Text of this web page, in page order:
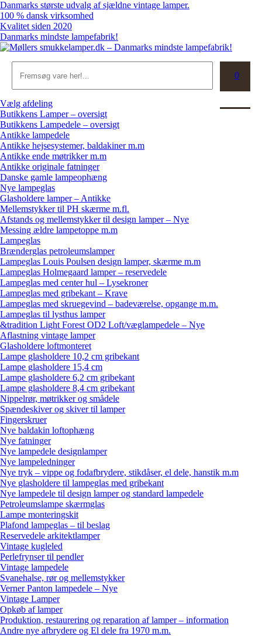
Skip
to
content
Danmarks største udvalg af sjældne vintage lamper.
100 % dansk virksomhed
Kvalitet siden 2020
Danmarks mindste lampefabrik!
0
Vælg afdeling
Butikkens Lamper – oversigt
Butikkens Lampedele – oversigt
Antikke lampedele
Antikke hejsesystemer, baldakiner m.m
Antikke ende møtrikker m.m
Antikke originale fatninger
Danske gamle lampeophæng
Nye lampeglas
Glasholdere lamper – Antikke
Mellemstykker til PH skærme m.fl.
Afstands og mellemstykker til design lamper – Nye
Messing ældre lampetoppe m.m
Lampeglas
Brænderglas petroleumslamper
Lampeglas Louis Poulsen design lamper, skærme m.m
Lampeglas Holmegaard lamper – reservedele
Lampeglas med center hul – Lysekroner
Lampeglas med gribekant – Krave
Lampeglas med skruegevind – badeværelse, opgange m.m.
Lampeglas til lysthus lamper
&tradition Light Forest OD2 Loft/væglampedele – Nye
Aflastning vintage lamper
Glasholdere loftmonteret
Lampe glasholdere 10,2 cm gribekant
Lampe glasholdere 15,4 cm
Lampe glasholdere 6,2 cm gribekant
Lampe glasholdere 8,4 cm gribekant
Nippelrør, møtrikker og smådele
Spændeskiver og skiver til lamper
Fingerskruer
Nye baldakin loftophæng
Nye fatninger
Nye lampedele designlamper
Nye lampeledninger
Nye tryk – vippe og fodafbrydere, stikdåser, el dele, hanstik m.m
Nye glasholdere til lampeglas med gribekant
Nye lampedele til design lamper og standard lampedele
Petroleumslampe skærmglas
Lampe monteringskit
Plafond lampeglas – til beslag
Reservedele arkitektlamper
Vintage kugleled
Perlefrynser til pendler
Vintage lampedele
Svanehalse, rør og mellemstykker
Verner Panton lampedele – Nye
Vintage Lamper
Opkøb af lamper
Produktion, restaurering og reparation af lamper – information
Andre nye afbrydere og El dele fra 1970 m.m.